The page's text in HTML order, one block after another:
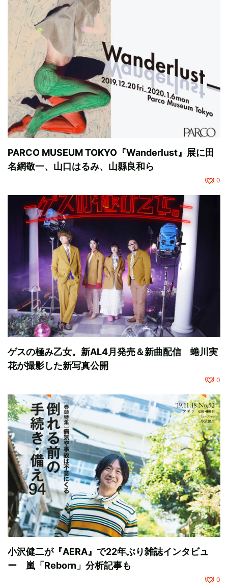
PARCO MUSEUM TOKYO『Wanderlust』展に田
名網敬一、山口はるみ、山縣良和ら
0
ゲスの極み乙女。新AL4月発売＆新曲配信 蜷川実
花が撮影した新写真公開
0
小沢健二が『AERA』で22年ぶり雑誌インタビュ
ー 嵐「Reborn」分析記事も
0